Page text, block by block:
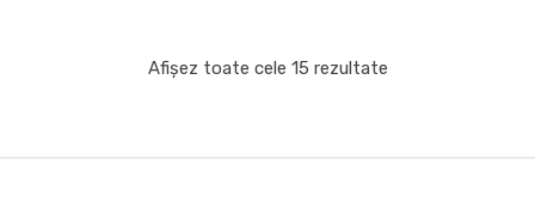
Afișez toate cele 15 rezultate